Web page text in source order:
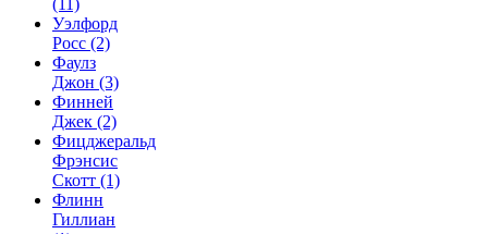
(11)
Уэлфорд
Росс (2)
Фаулз
Джон (3)
Финней
Джек (2)
Фицджеральд
Фрэнсис
Скотт (1)
Флинн
Гиллиан